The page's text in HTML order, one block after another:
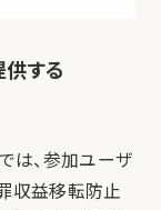
する
は、参加ユーザ
収益移転防止